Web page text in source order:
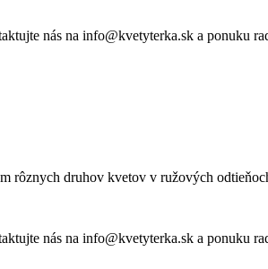
nás na info@kvetyterka.sk a ponuku
rôznych druhov kvetov v ružových
nás na info@kvetyterka.sk a ponuku